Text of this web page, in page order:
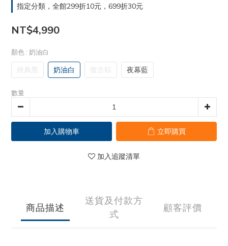
指定分類，全館299折10元，699折30元
NT$4,990
顏色 : 奶油白
經典黑 奶油白 復古棕 夜幕藍
數量
加入購物車 立即購買
加入追蹤清單
商品描述
送貨及付款方
式
顧客評價